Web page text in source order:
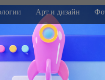
Арт и дизайн